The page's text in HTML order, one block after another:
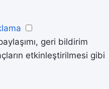
geri bildirim
etkinleştirilmesi gibi